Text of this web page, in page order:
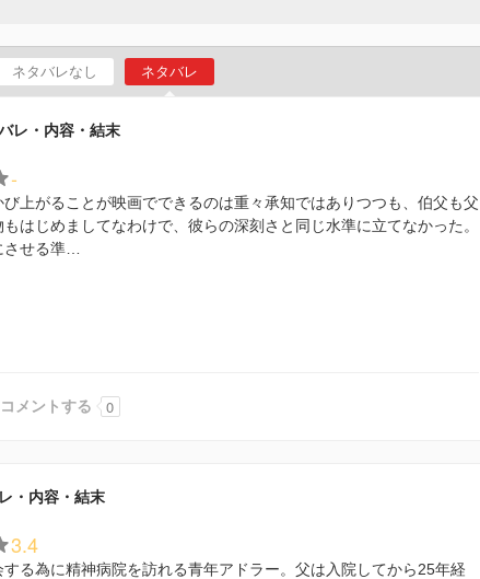
ネタバレなし ネタバレ
レ・内容・結末
-
上がることが映画でできるのは重々承知ではありつつも、伯父も父
はじめましてなわけで、彼らの深刻さと同じ水準に立てなかった。
せる準…
コメントする 0
・内容・結末
3.4
る為に精神病院を訪れる青年アドラー。父は入院してから25年経